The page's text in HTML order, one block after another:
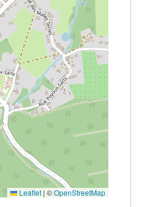
Leaflet | ©OpenStreetMap